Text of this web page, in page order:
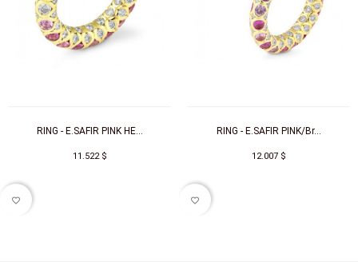
RING - E.SAFIR PINK HE...
11.522 $
favorite_border
RING - E.SAFIR PINK/Br...
12.007 $
favorite_border